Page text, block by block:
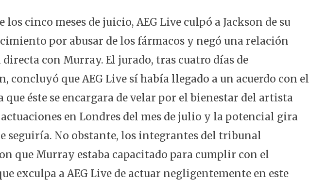
los cinco meses de juicio, AEG Live culpó a Jackson de su
por abusar de los fármacos y negó una relación
con Murray. El jurado, tras cuatro días de
concluyó que AEG Live sí había llegado a un acuerdo con el
que éste se encargara de velar por el bienestar del artista
en Londres del mes de julio y la potencial gira
seguiría. No obstante, los integrantes del tribunal
que Murray estaba capacitado para cumplir con el
exculpa a AEG Live de actuar negligentemente en este